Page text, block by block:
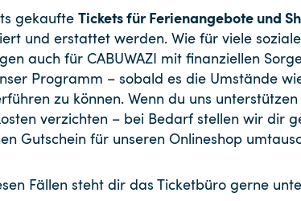
gekaufte Tickets für Ferienangebote und
und erstattet werden. Wie für viele
auch für CABUWAZI mit finanziellen
Programm – sobald es die Umstände
zu können. Wenn du uns
verzichten – bei Bedarf stellen wir dir
Gutschein für unseren Onlineshop
Fällen steht dir das Ticketbüro gerne